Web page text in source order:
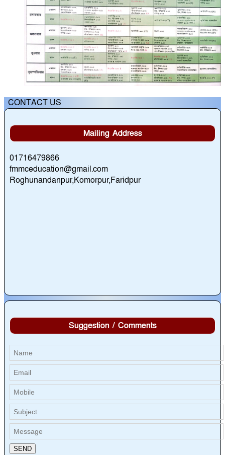
CONTACT US
Mailing Address
01716479866
fmmceducation@gmail.com
Roghunandanpur,Komorpur,Faridpur
Suggestion / Comments